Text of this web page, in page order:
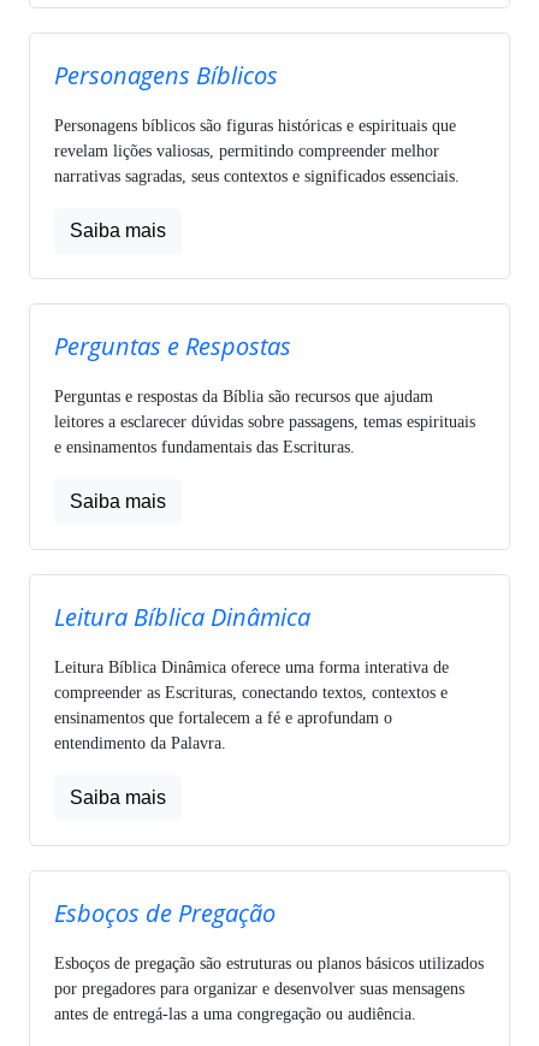
Personagens Bíblicos
Personagens bíblicos são figuras históricas e espirituais que
revelam lições valiosas, permitindo compreender melhor
narrativas sagradas, seus contextos e significados essenciais.
Saiba mais
Perguntas e Respostas
Perguntas e respostas da Bíblia são recursos que ajudam
leitores a esclarecer dúvidas sobre passagens, temas espirituais
e ensinamentos fundamentais das Escrituras.
Saiba mais
Leitura Bíblica Dinâmica
Leitura Bíblica Dinâmica oferece uma forma interativa de
compreender as Escrituras, conectando textos, contextos e
ensinamentos que fortalecem a fé e aprofundam o
entendimento da Palavra.
Saiba mais
Esboços de Pregação
Esboços de pregação são estruturas ou planos básicos utilizados
por pregadores para organizar e desenvolver suas mensagens
antes de entregá-las a uma congregação ou audiência.